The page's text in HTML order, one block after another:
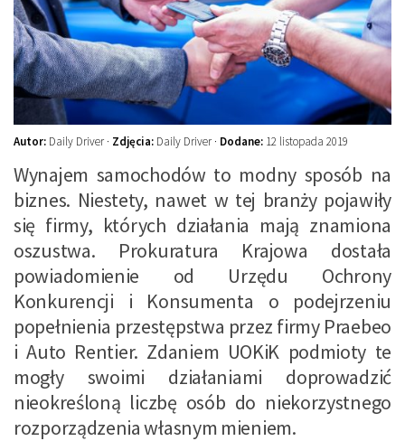
Auto z niemiec
Galerie
Autor: Daily Driver · Zdjęcia: Daily Driver · Dodane: 12 listopada 2019
Wynajem samochodów to modny sposób na
biznes. Niestety, nawet w tej branży pojawiły
się firmy, których działania mają znamiona
oszustwa. Prokuratura Krajowa dostała
powiadomienie od Urzędu Ochrony
Konkurencji i Konsumenta o podejrzeniu
popełnienia przestępstwa przez firmy Praebeo
i Auto Rentier. Zdaniem UOKiK podmioty te
mogły swoimi działaniami doprowadzić
nieokreśloną liczbę osób do niekorzystnego
rozporządzenia własnym mieniem.